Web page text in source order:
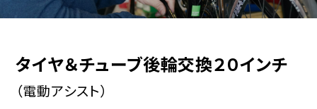
タイヤ＆チューブ後輪交換２０インチ
（電動アシスト）